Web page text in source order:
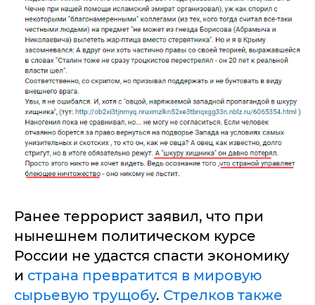
Ранее террорист заявил, что при
нынешнем политическом курсе
России не удастся спасти экономику
и страна превратится в мировую
сырьевую трущобу. Стрелков также